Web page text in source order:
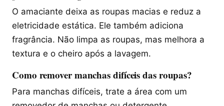
O amaciante deixa as roupas macias e reduz a
eletricidade estática. Ele também adiciona
fragrância. Não limpa as roupas, mas melhora a
textura e o cheiro após a lavagem.
Como remover manchas difíceis das roupas?
Para manchas difíceis, trate a área com um